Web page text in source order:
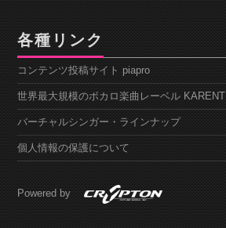
各種リンク
コンテンツ投稿サイト piapro
世界最大規模のボカロ楽曲レーベル KARENT
バーチャルシンガー・ラインナップ
個人情報の保護について
Powered by